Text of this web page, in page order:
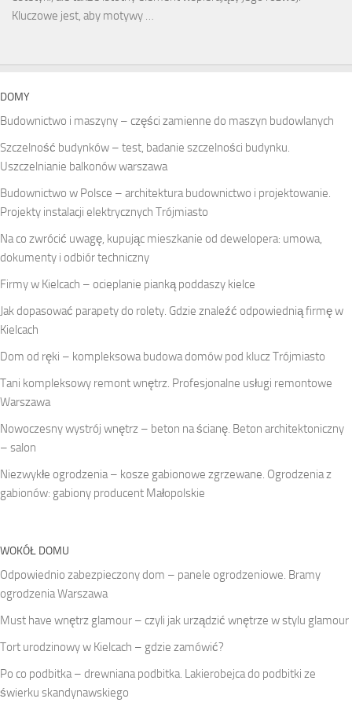
Kluczowe jest, aby motywy …
DOMY
Budownictwo i maszyny – części zamienne do maszyn budowlanych
Szczelność budynków – test, badanie szczelności budynku.
Uszczelnianie balkonów warszawa
Budownictwo w Polsce – architektura budownictwo i projektowanie.
Projekty instalacji elektrycznych Trójmiasto
Na co zwrócić uwagę, kupując mieszkanie od dewelopera: umowa,
dokumenty i odbiór techniczny
Firmy w Kielcach – ocieplanie pianką poddaszy kielce
Jak dopasować parapety do rolety. Gdzie znaleźć odpowiednią firmę w
Kielcach
Dom od ręki – kompleksowa budowa domów pod klucz Trójmiasto
Tani kompleksowy remont wnętrz. Profesjonalne usługi remontowe
Warszawa
Nowoczesny wystrój wnętrz – beton na ścianę. Beton architektoniczny
– salon
Niezwykłe ogrodzenia – kosze gabionowe zgrzewane. Ogrodzenia z
gabionów: gabiony producent Małopolskie
WOKÓŁ DOMU
Odpowiednio zabezpieczony dom – panele ogrodzeniowe. Bramy
ogrodzenia Warszawa
Must have wnętrz glamour – czyli jak urządzić wnętrze w stylu glamour
Tort urodzinowy w Kielcach – gdzie zamówić?
Po co podbitka – drewniana podbitka. Lakierobejca do podbitki ze
świerku skandynawskiego